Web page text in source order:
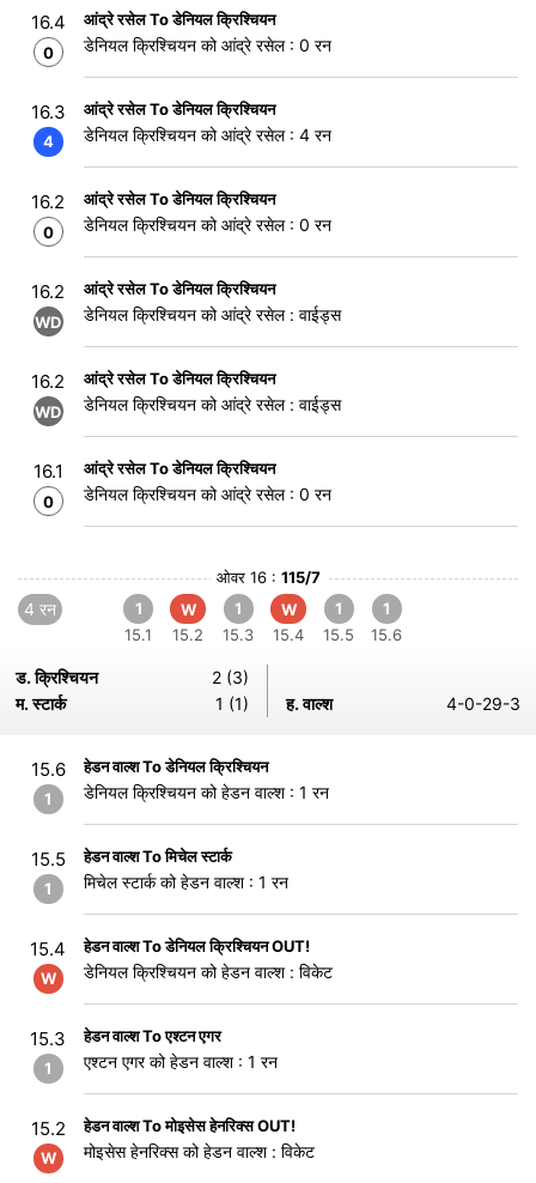
16.4
0
आंद्रे रसेल To डेनियल क्रिश्चियन
डेनियल क्रिश्चियन को आंद्रे रसेल : 0 रन
16.3
4
आंद्रे रसेल To डेनियल क्रिश्चियन
डेनियल क्रिश्चियन को आंद्रे रसेल : 4 रन
16.2
0
आंद्रे रसेल To डेनियल क्रिश्चियन
डेनियल क्रिश्चियन को आंद्रे रसेल : 0 रन
16.2
WD
आंद्रे रसेल To डेनियल क्रिश्चियन
डेनियल क्रिश्चियन को आंद्रे रसेल : वाईड्स
16.2
WD
आंद्रे रसेल To डेनियल क्रिश्चियन
डेनियल क्रिश्चियन को आंद्रे रसेल : वाईड्स
16.1
0
आंद्रे रसेल To डेनियल क्रिश्चियन
डेनियल क्रिश्चियन को आंद्रे रसेल : 0 रन
ओवर 16 : 115/7
4 रन
1
15.1
W
15.2
1
15.3
W
15.4
1
15.5
1
15.6
ड. क्रिश्चियन
2 (3)
म. स्टार्क
1 (1) ह. वाल्श 4-0-29-3
15.6
1
हेडन वाल्श To डेनियल क्रिश्चियन
डेनियल क्रिश्चियन को हेडन वाल्श : 1 रन
15.5
1
हेडन वाल्श To मिचेल स्टार्क
मिचेल स्टार्क को हेडन वाल्श : 1 रन
15.4
W
हेडन वाल्श To डेनियल क्रिश्चियन OUT!
डेनियल क्रिश्चियन को हेडन वाल्श : विकेट
15.3
1
हेडन वाल्श To एश्टन एगर
एश्टन एगर को हेडन वाल्श : 1 रन
15.2
W
हेडन वाल्श To मोइसेस हेनरिक्स OUT!
मोइसेस हेनरिक्स को हेडन वाल्श : विकेट